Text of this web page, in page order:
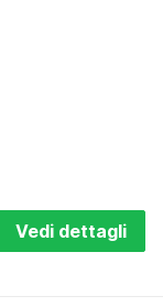
Vedi dettagli